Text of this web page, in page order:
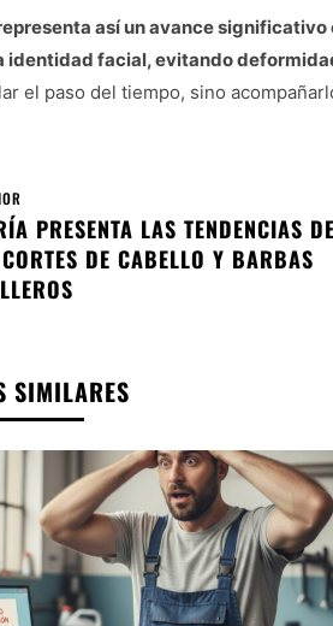
así un avance
identidad facial, evitando
el paso del tiempo, sino
PRESENTA LAS TENDENCIAS
DE CABELLO Y BARBAS
SIMILARES